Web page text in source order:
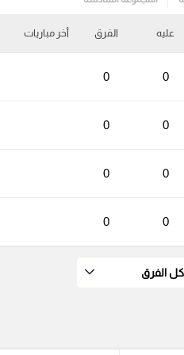
عليه الفرق أخر مباريات
0
0
0
0
0
0
0
0
كل الفرق